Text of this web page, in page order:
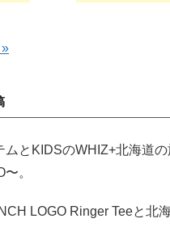
ムとKIDSのWHIZ+北海道
。
LOGO Ringer Teeと北